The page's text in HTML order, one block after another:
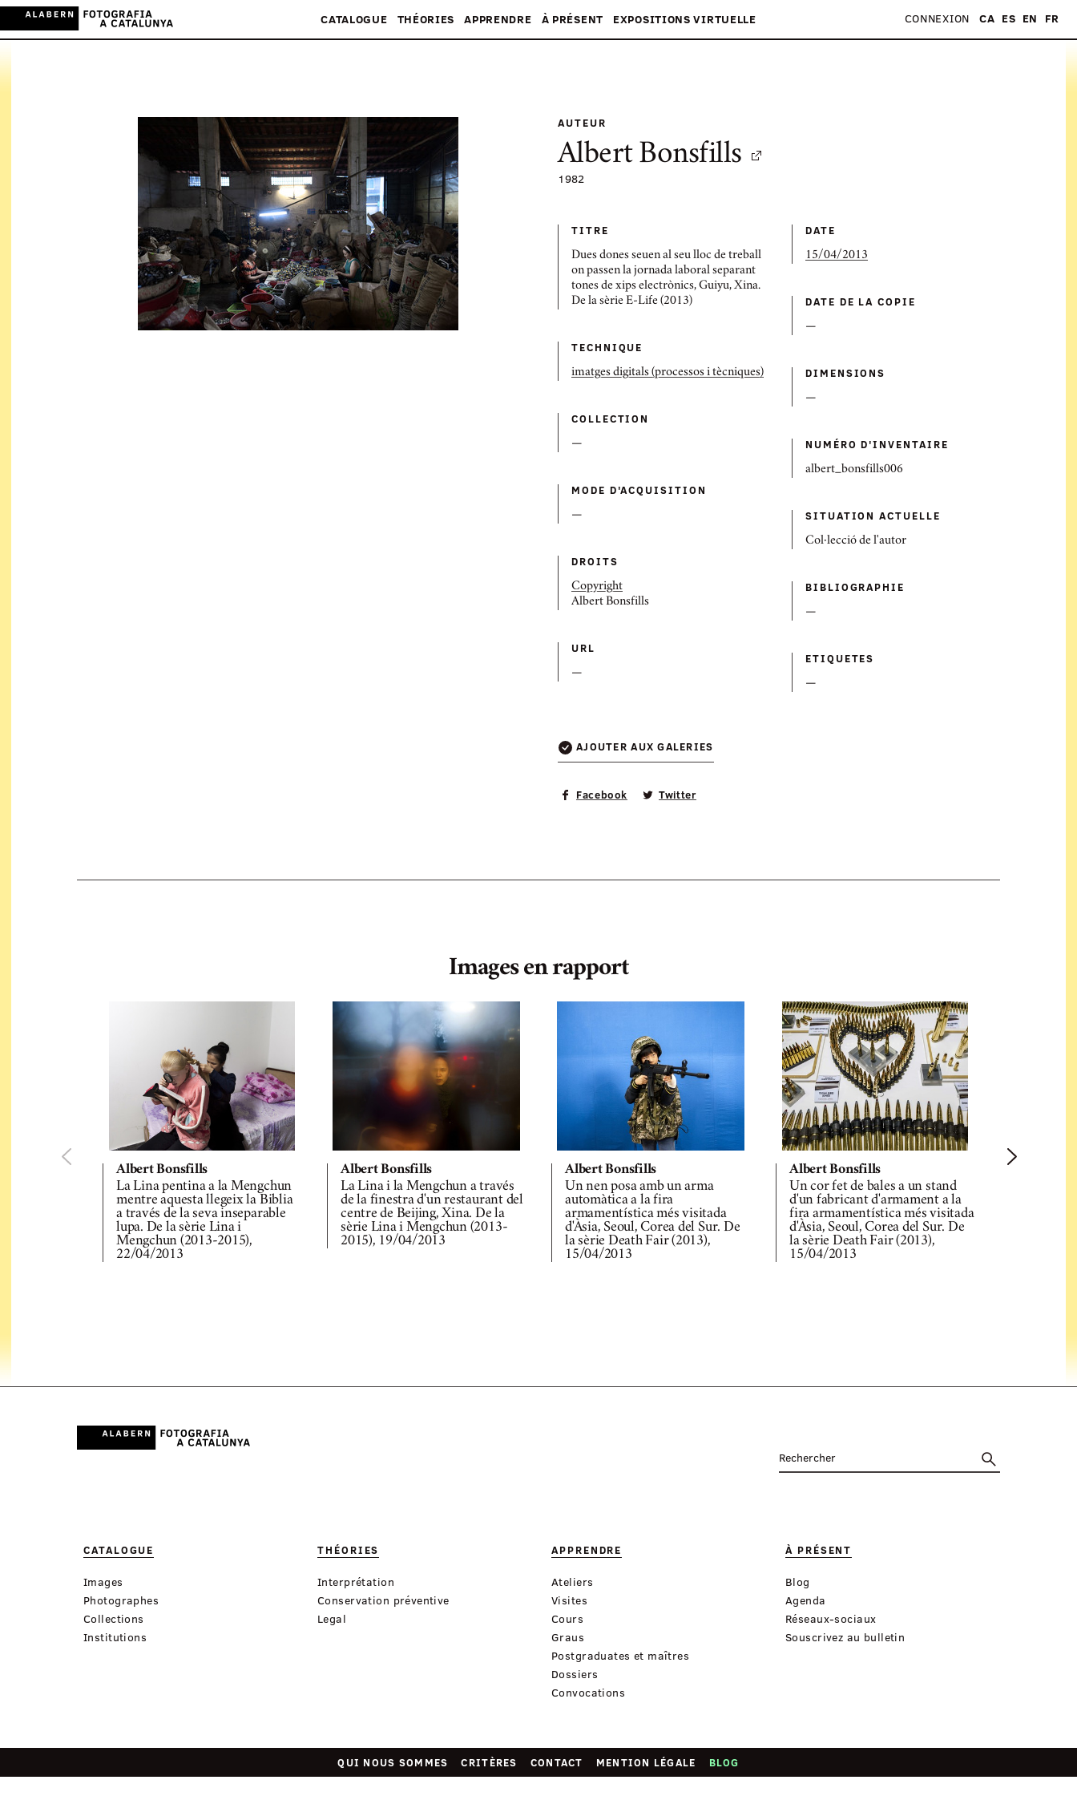
CATALOGUE THÉORIES APPRENDRE À PRÉSENT EXPOSITIONS VIRTUELLE CONNEXION CA ES EN FR
AUTEUR
Albert Bonsfills
1982
TITRE
Dues dones seuen al seu lloc de treball
on passen la jornada laboral separant
tones de xips electrònics, Guiyu, Xina.
De la sèrie E-Life (2013)
DATE
15/04/2013
DATE DE LA COPIE
—
TECHNIQUE
imatges digitals (processos i tècniques) DIMENSIONS
—
COLLECTION
— NUMÉRO D'INVENTAIRE
albert_bonsfills006
MODE D'ACQUISITION
— SITUATION ACTUELLE
Col·lecció de l'autor
DROITS
Copyright
Albert Bonsfills
BIBLIOGRAPHIE
—
URL
—
ETIQUETES
—
AJOUTER AUX GALERIES
Facebook Twitter
Images en rapport
Albert Bonsfills
La Lina pentina a la Mengchun
mentre aquesta llegeix la Biblia
a través de la seva inseparable
lupa. De la sèrie Lina i
Mengchun (2013-2015),
22/04/2013
Albert Bonsfills
La Lina i la Mengchun a través
de la finestra d'un restaurant del
centre de Beijing, Xina. De la
sèrie Lina i Mengchun (2013-
2015), 19/04/2013
Albert Bonsfills
Un nen posa amb un arma
automàtica a la fira
armamentística més visitada
d'Àsia, Seoul, Corea del Sur. De
la sèrie Death Fair (2013),
15/04/2013
Albert Bonsfills
Un cor fet de bales a un stand
d'un fabricant d'armament a la
fira armamentística més visitada
d'Àsia, Seoul, Corea del Sur. De
la sèrie Death Fair (2013),
15/04/2013
CATALOGUE
Images
Photographes
Collections
Institutions
THÉORIES
Interprétation
Conservation préventive
Legal
APPRENDRE
Ateliers
Visites
Cours
Graus
Postgraduates et maîtres
Dossiers
Convocations
À PRÉSENT
Blog
Agenda
Réseaux-sociaux
Souscrivez au bulletin
QUI NOUS SOMMES CRITÈRES CONTACT MENTION LÉGALE BLOG